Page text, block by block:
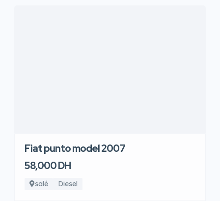
Fiat punto model 2007
58,000 DH
salé Diesel